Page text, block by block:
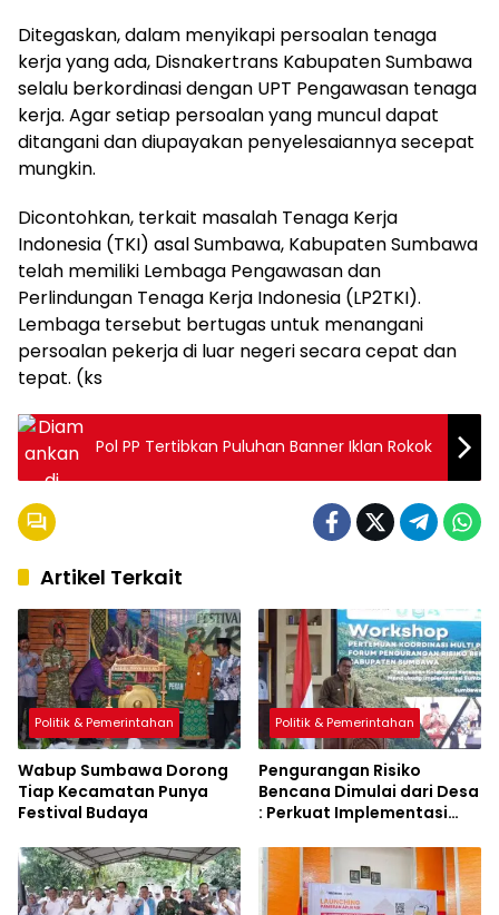
Ditegaskan, dalam menyikapi persoalan tenaga
kerja yang ada, Disnakertrans Kabupaten Sumbawa
selalu berkordinasi dengan UPT Pengawasan tenaga
kerja. Agar setiap persoalan yang muncul dapat
ditangani dan diupayakan penyelesaiannya secepat
mungkin.
Dicontohkan, terkait masalah Tenaga Kerja
Indonesia (TKI) asal Sumbawa, Kabupaten Sumbawa
telah memiliki Lembaga Pengawasan dan
Perlindungan Tenaga Kerja Indonesia (LP2TKI).
Lembaga tersebut bertugas untuk menangani
persoalan pekerja di luar negeri secara cepat dan
tepat. (ks
Pol PP Tertibkan Puluhan Banner Iklan Rokok
Artikel Terkait
Politik & Pemerintahan
Wabup Sumbawa Dorong
Tiap Kecamatan Punya
Festival Budaya
Politik & Pemerintahan
Pengurangan Risiko
Bencana Dimulai dari Desa
: Perkuat Implementasi